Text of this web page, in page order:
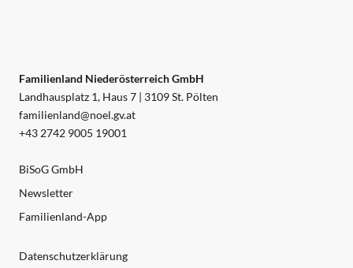
Familienland Niederösterreich GmbH
Landhausplatz 1, Haus 7 | 3109 St. Pölten
familienland@noel.gv.at
+43 2742 9005 19001
BiSoG GmbH
Newsletter
Familienland-App
Datenschutzerklärung